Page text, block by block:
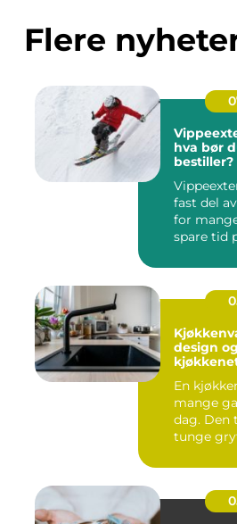
Flere
hva bør
bestiller?
fast del
for
spare tid
Kjøkkenvask
design
En
mange
dag. Den
tunge